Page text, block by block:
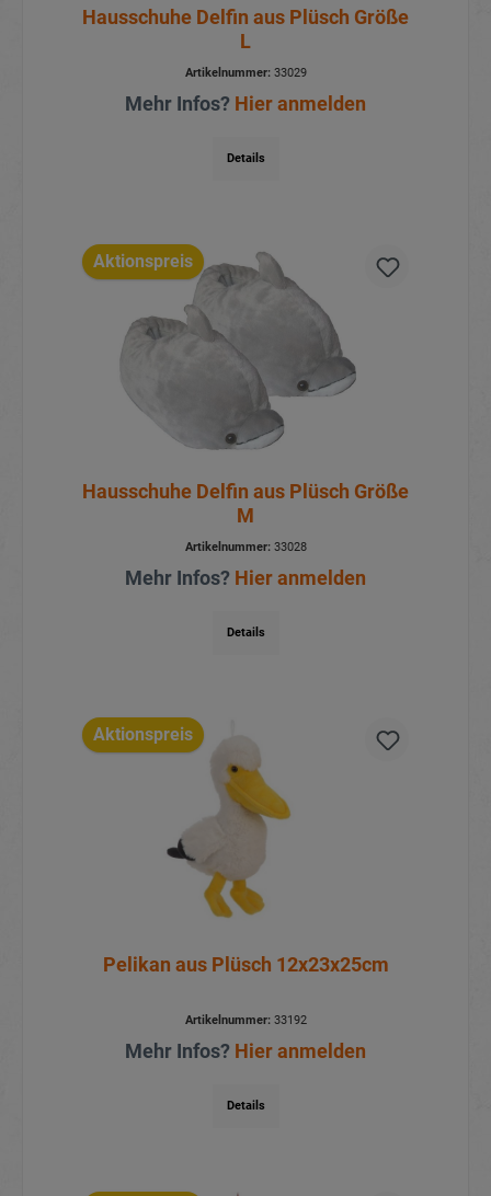
Hausschuhe Delfin aus Plüsch Größe
L
Artikelnummer:33029
Mehr Infos? Hier anmelden
Details
Aktionspreis
Hausschuhe Delfin aus Plüsch Größe
M
Artikelnummer:33028
Mehr Infos? Hier anmelden
Details
Aktionspreis
Pelikan aus Plüsch 12x23x25cm
Artikelnummer:33192
Mehr Infos? Hier anmelden
Details